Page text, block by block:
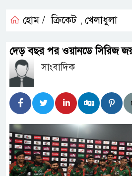
আহ্বান
মিলল মাইক্রোপ্লাস্টিক, বেশি কই মাছে
বাড়ীর মোঃ আঃ খালেকের ইন্তেকাল
ব্যবসায়িক অগ্রযাত্রায় নতুন অধ্যায়
স্থিতিশীল সরকার,প্রবাসীদের
হোম / ক্রিকেট , খেলাধুলা
দেড় বছর পর ওয়ানডে সিরিজ
সাংবাদিক